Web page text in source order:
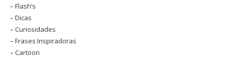
– Flash’s
– Dicas
– Curiosidades
– Frases Inspiradoras
– Cartoon